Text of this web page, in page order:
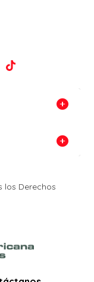
los Derechos